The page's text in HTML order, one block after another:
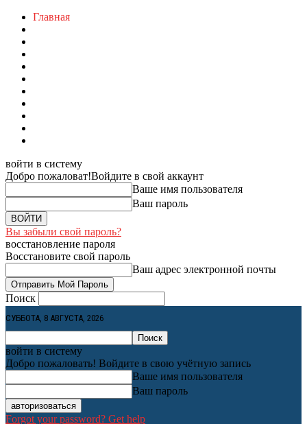
Главная
войти в систему
Добро пожаловат!Войдите в свой аккаунт
Ваше имя пользователя
Ваш пароль
Вы забыли свой пароль?
восстановление пароля
Восстановите свой пароль
Ваш адрес электронной почты
Поиск
СУББОТА, 8 АВГУСТА, 2026
войти в систему
Добро пожаловать! Войдите в свою учётную запись
Ваше имя пользователя
Ваш пароль
Forgot your password? Get help